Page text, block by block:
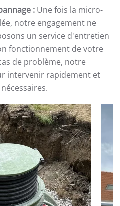
: Une fois la micro-
notre engagement ne
un service d'entretien
fonctionnement de votre
de problème, notre
intervenir rapidement et